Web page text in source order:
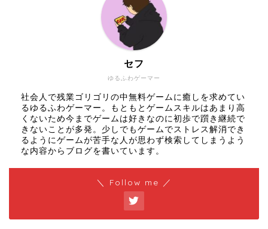
ゆるふわゲーマー
セフ
社会人で残業ゴリゴリの中無料ゲームに癒しを求めてい
るゆるふわゲーマー。もともとゲームスキルはあまり高
くないため今までゲームは好きなのに初歩で躓き継続で
きないことが多発。少しでもゲームでストレス解消でき
るようにゲームが苦手な人が思わず検索してしまうよう
な内容からブログを書いています。
＼ Follow me ／